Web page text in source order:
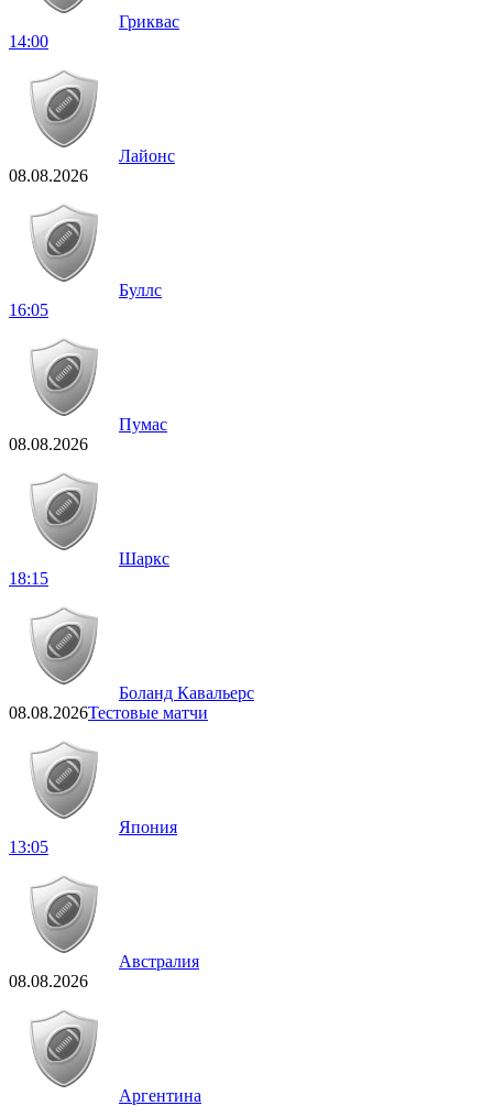
Гриквас
14:00
Лайонс
08.08.2026
Буллс
16:05
Пумас
08.08.2026
Шаркс
18:15
Боланд Кавальерс
08.08.2026Тестовые матчи
Япония
13:05
Австралия
08.08.2026
Аргентина